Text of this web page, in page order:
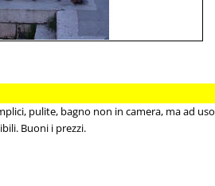
pulite, bagno non in camera, ma ad uso
Buoni i prezzi.